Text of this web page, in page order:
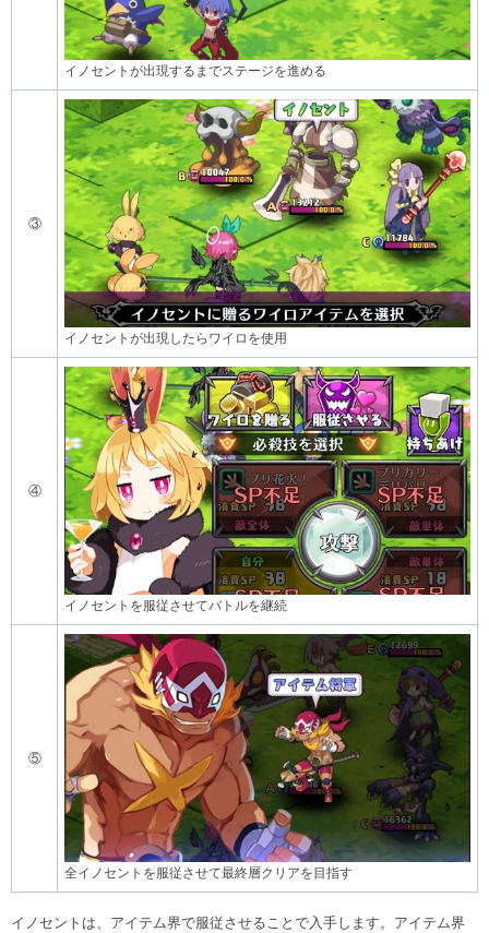
イノセントが出現するまでステージを進める
③
イノセントが出現したらワイロを使用
④
イノセントを服従させてバトルを継続
⑤
全イノセントを服従させて最終層クリアを目指す
イノセントは、アイテム界で服従させることで入手します。アイテム界